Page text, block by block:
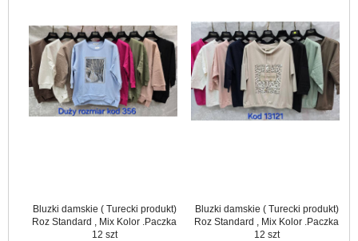
Bluzki damskie ( Turecki produkt)
Roz Standard , Mix Kolor .Paczka
12 szt
Bluzki damskie ( Turecki produkt)
Roz Standard , Mix Kolor .Paczka
12 szt